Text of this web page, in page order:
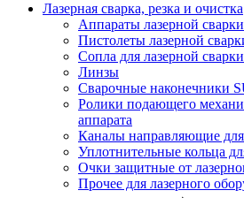
Лазерная сварка, резка и очистка
Аппараты лазерной сварки
Пистолеты лазерной
Сопла для лазерной сварки
Линзы
Сварочные наконечники
Ролики подающего
аппарата
Каналы направляющие для
Уплотнительные кольца
Очки защитные от
Прочее для лазерного